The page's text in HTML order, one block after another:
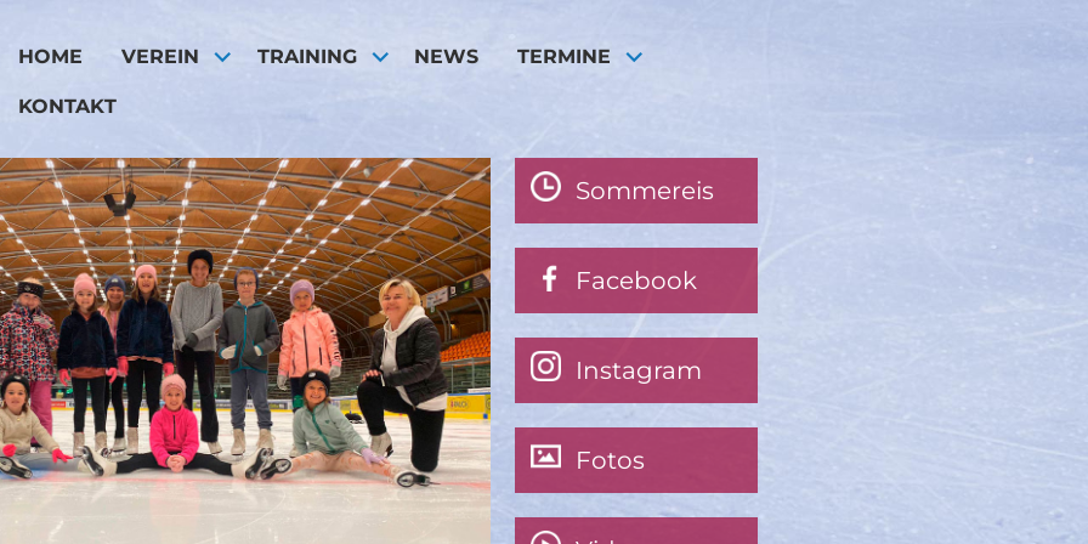
HOME VEREIN TRAINING NEWS TERMINE
KONTAKT
Sommereis
Facebook
Instagram
Fotos